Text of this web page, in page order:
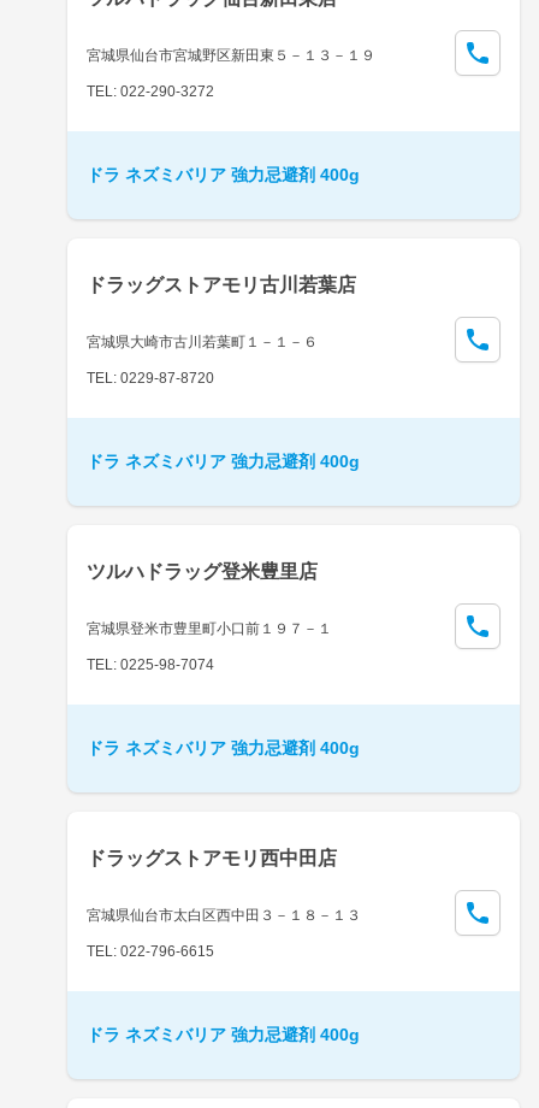
宮城県仙台市宮城野区新田東５－１３－１９
TEL: 022-290-3272
ドラ ネズミバリア 強力忌避剤 400g
ドラッグストアモリ古川若葉店
宮城県大崎市古川若葉町１－１－６
TEL: 0229-87-8720
ドラ ネズミバリア 強力忌避剤 400g
ツルハドラッグ登米豊里店
宮城県登米市豊里町小口前１９７－１
TEL: 0225-98-7074
ドラ ネズミバリア 強力忌避剤 400g
ドラッグストアモリ西中田店
宮城県仙台市太白区西中田３－１８－１３
TEL: 022-796-6615
ドラ ネズミバリア 強力忌避剤 400g